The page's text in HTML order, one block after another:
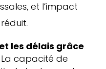
et l’impact
les délais grâce
La capacité de